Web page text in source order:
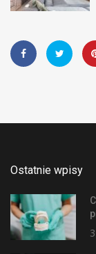
Ostatnie wpisy